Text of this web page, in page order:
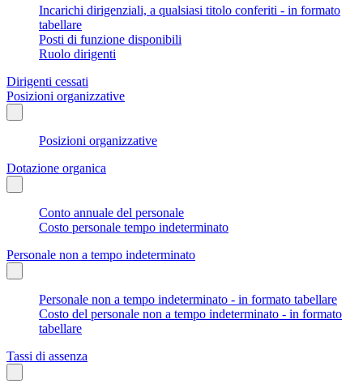
Incarichi dirigenziali, a qualsiasi titolo conferiti - in formato
tabellare
Posti di funzione disponibili
Ruolo dirigenti
Dirigenti cessati
Posizioni organizzative
Posizioni organizzative
Dotazione organica
Conto annuale del personale
Costo personale tempo indeterminato
Personale non a tempo indeterminato
Personale non a tempo indeterminato - in formato tabellare
Costo del personale non a tempo indeterminato - in formato
tabellare
Tassi di assenza